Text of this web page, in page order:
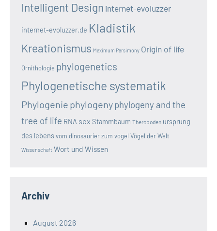
Intelligent Design internet-evoluzzer
internet-evoluzzer.de Kladistik
Kreationismus Maximum Parsimony Origin of life
Ornithologie phylogenetics
Phylogenetische systematik
Phylogenie phylogenyphylogeny and the
tree of life RNA sex Stammbaum Theropoden ursprung
des lebensvom dinosaurier zum vogel Vögel der Welt
Wissenschaft Wort und Wissen
Archiv
August 2026